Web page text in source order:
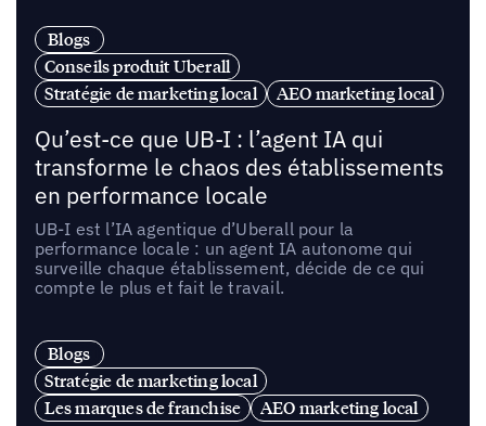
Blogs
Conseils produit Uberall
Stratégie de marketing local
AEO marketing local
Qu’est-ce que UB-I : l’agent IA qui
transforme le chaos des établissements
en performance locale
UB-I est l’IA agentique d’Uberall pour la
performance locale : un agent IA autonome qui
surveille chaque établissement, décide de ce qui
compte le plus et fait le travail.
Blogs
Stratégie de marketing local
Les marques de franchise
AEO marketing local